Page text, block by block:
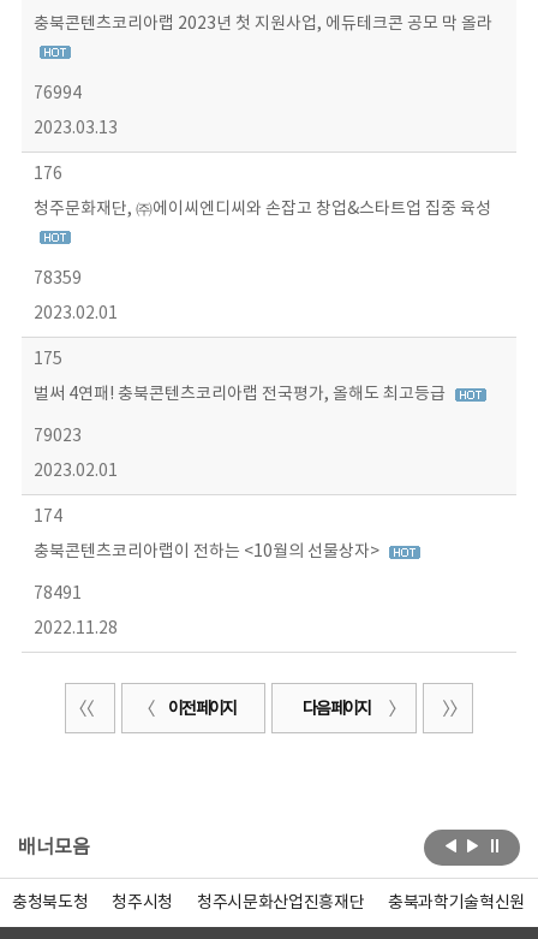
충북콘텐츠코리아랩 2023년 첫 지원사업, 에듀테크콘 공모 막 올라
76994
2023.03.13
176
청주문화재단, ㈜에이씨엔디씨와 손잡고 창업&스타트업 집중 육성
78359
2023.02.01
175
벌써 4연패! 충북콘텐츠코리아랩 전국평가, 올해도 최고등급
79023
2023.02.01
174
충북콘텐츠코리아랩이 전하는 <10월의 선물상자>
78491
2022.11.28
이전 페이지 다음 페이지
배너모음
충청북도청 청주시청 청주시문화산업진흥재단 충북과학기술혁신원